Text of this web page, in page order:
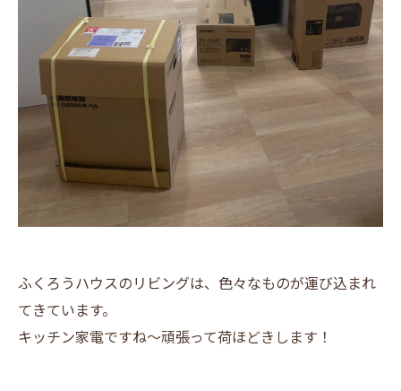
ふくろうハウスのリビングは、色々なものが運び込まれ
てきています。
キッチン家電ですね～頑張って荷ほどきします！